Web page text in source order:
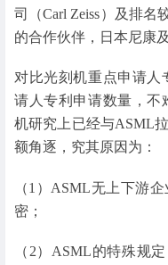
司（Carl Zeiss）及排名
的合作伙伴，日本尼康
对比光刻机重点申请人
请人专利申请数量，不
机研究上已经与ASML
额角逐，究其原因为：
（1）ASML无上下游
密；
（2）ASML的特殊规